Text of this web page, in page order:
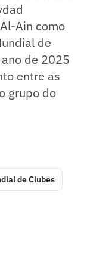
Ain como
de
de 2025
entre as
grupo do
de Clubes